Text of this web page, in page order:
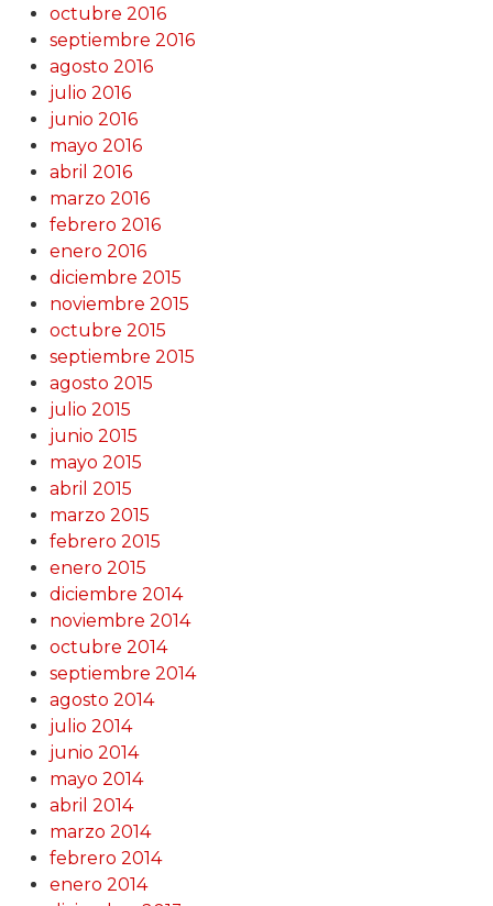
octubre 2016
septiembre 2016
agosto 2016
julio 2016
junio 2016
mayo 2016
abril 2016
marzo 2016
febrero 2016
enero 2016
diciembre 2015
noviembre 2015
octubre 2015
septiembre 2015
agosto 2015
julio 2015
junio 2015
mayo 2015
abril 2015
marzo 2015
febrero 2015
enero 2015
diciembre 2014
noviembre 2014
octubre 2014
septiembre 2014
agosto 2014
julio 2014
junio 2014
mayo 2014
abril 2014
marzo 2014
febrero 2014
enero 2014